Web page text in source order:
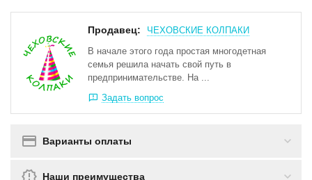
Продавец:
ЧЕХОВСКИЕ КОЛПАКИ
В начале этого года простая многодетная
семья решила начать свой путь в
предпринимательстве. На ...
Задать вопрос
Варианты оплаты
Наши преимущества